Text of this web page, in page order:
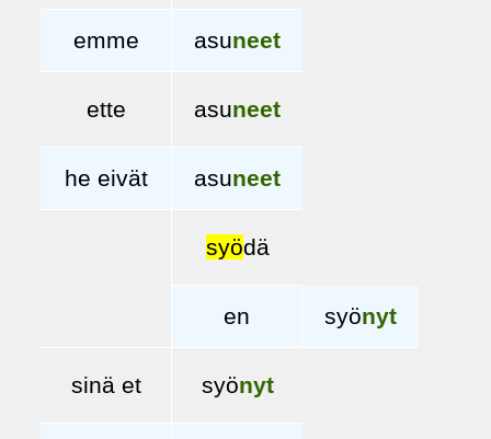
emme asuneet
ette asuneet
he eivät asuneet
syödä
en syönyt
sinä et syönyt